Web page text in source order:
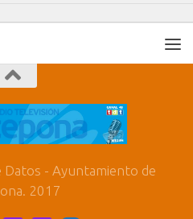
Datos - Ayuntamiento de
2017